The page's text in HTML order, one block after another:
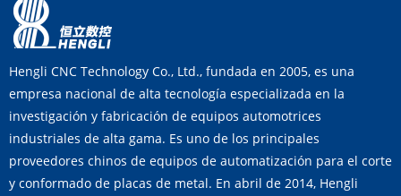
Hengli CNC Technology Co., Ltd., fundada en 2005, es una
empresa nacional de alta tecnología especializada en la
investigación y fabricación de equipos automotrices
industriales de alta gama. Es uno de los principales
proveedores chinos de equipos de automatización para el corte
y conformado de placas de metal. En abril de 2014, Hengli